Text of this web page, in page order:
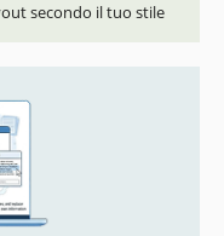
secondo il tuo stile